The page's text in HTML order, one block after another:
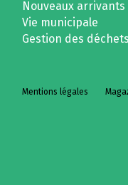
Nouveaux arrivants
Vie municipale
Gestion des déchets
Mentions légales